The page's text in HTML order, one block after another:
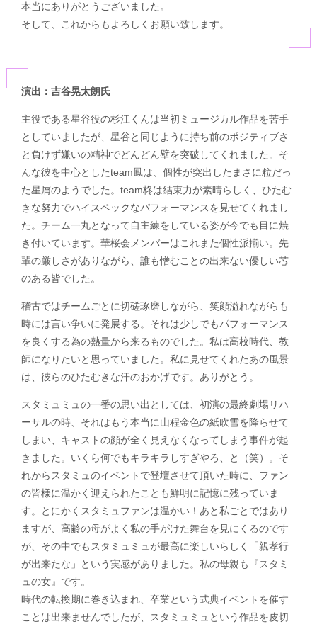
本当にありがとうございました。
そして、これからもよろしくお願い致します。
演出：吉谷晃太朗氏
主役である星谷役の杉江くんは当初ミュージカル作品を苦手
としていましたが、星谷と同じように持ち前のポジティブさ
と負けず嫌いの精神でどんどん壁を突破してくれました。そ
んな彼を中心としたteam鳳は、個性が突出したまさに粒だっ
た星屑のようでした。team柊は結束力が素晴らしく、ひたむ
きな努力でハイスペックなパフォーマンスを見せてくれまし
た。チーム一丸となって自主練をしている姿が今でも目に焼
き付いています。華桜会メンバーはこれまた個性派揃い。先
輩の厳しさがありながら、誰も憎むことの出来ない優しい芯
のある皆でした。
稽古ではチームごとに切磋琢磨しながら、笑顔溢れながらも
時には言い争いに発展する。それは少しでもパフォーマンス
を良くする為の熱量から来るものでした。私は高校時代、教
師になりたいと思っていました。私に見せてくれたあの風景
は、彼らのひたむきな汗のおかげです。ありがとう。
スタミュミュの一番の思い出としては、初演の最終劇場リハ
ーサルの時、それはもう本当に山程金色の紙吹雪を降らせて
しまい、キャストの顔が全く見えなくなってしまう事件が起
きました。いくら何でもキラキラしすぎやろ、と（笑）。そ
れからスタミュのイベントで登壇させて頂いた時に、ファン
の皆様に温かく迎えられたことも鮮明に記憶に残っていま
す。とにかくスタミュファンは温かい！あと私ごとではあり
ますが、高齢の母がよく私の手がけた舞台を見にくるのです
が、その中でもスタミュミュが最高に楽しいらしく「親孝行
が出来たな」という実感がありました。私の母親も『スタミ
ュの女』です。
時代の転換期に巻き込まれ、卒業という式典イベントを催す
ことは出来ませんでしたが、スタミュミュという作品を皮切